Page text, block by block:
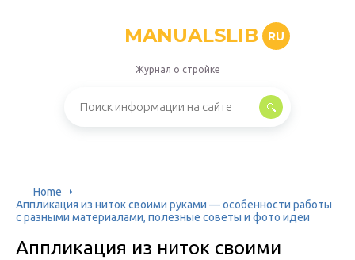
MANUALSLIB RU
Журнал о стройке
Home
Аппликация из ниток своими руками — особенности работы
с разными материалами, полезные советы и фото идеи
Аппликация из ниток своими